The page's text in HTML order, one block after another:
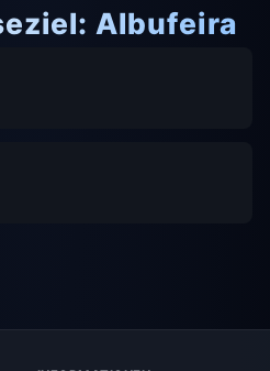
Albufeira